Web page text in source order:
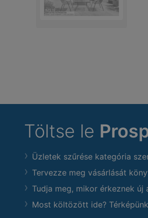
Töltse le
Üzletek szűrése kategória
Tervezze meg vásárlását
Tudja meg, mikor érkeznek új
Most költözött ide?